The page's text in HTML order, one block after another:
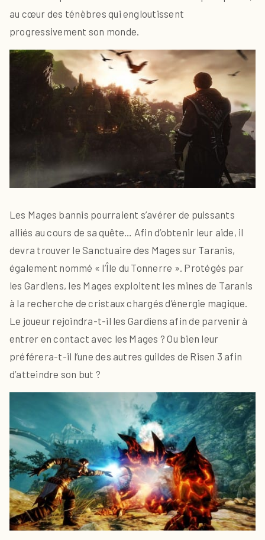
au cœur des ténèbres qui engloutissent
progressivement son monde.
Les Mages bannis pourraient s’avérer de puissants
alliés au cours de sa quête… Afin d’obtenir leur aide, il
devra trouver le Sanctuaire des Mages sur Taranis,
également nommé « l’Île du Tonnerre ». Protégés par
les Gardiens, les Mages exploitent les mines de Taranis
à la recherche de cristaux chargés d’énergie magique.
Le joueur rejoindra-t-il les Gardiens afin de parvenir à
entrer en contact avec les Mages ? Ou bien leur
préférera-t-il l’une des autres guildes de Risen 3 afin
d’atteindre son but ?